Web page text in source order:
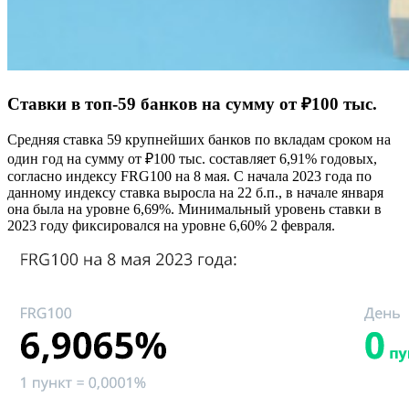
Ставки в топ-59 банков на сумму от ₽100 тыс.
Средняя ставка 59 крупнейших банков по вкладам сроком на
один год на сумму от ₽100 тыс. составляет 6,91% годовых,
согласно индексу FRG100 на 8 мая. С начала 2023 года по
данному индексу ставка выросла на 22 б.п., в начале января
она была на уровне 6,69%. Минимальный уровень ставки в
2023 году фиксировался на уровне 6,60% 2 февраля.